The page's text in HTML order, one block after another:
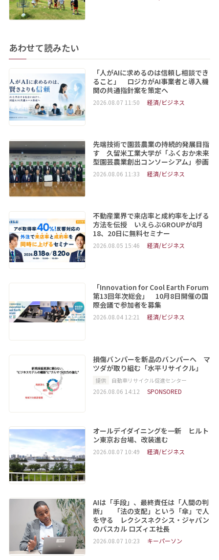
あわせて読みたい
「人がAIに求めるのは信頼し相談でき
ること」 ロジカがAI事業者と導入機
関の共通指針案を策定へ
2026.08.07 11:50 経済/ビジネス
先端技術で園芸農業の持続的発展目指
す 久留米工業大学が「ふくおか未来
型園芸農業創出コンソーシアム」参画
2026.08.06 11:33 経済/ビジネス
不動産業界で来店率と成約率を上げる
方法を伝授 いえらぶGROUPが8月
18、20日に無料セミナー
2026.08.05 15:46 経済/ビジネス
「Innovation for Cool Earth Forum
第13回年次総会」 10月8日開催の国
際会議で参加者を募集
2026.08.04 12:21 経済/ビジネス
損傷バンパーを新品のバンパーへ マ
ツダが取り組む「水平リサイクル」
提供 自動車リサイクル促進センター
2026.08.06 14:12 SPONSORED
オールデイダイニングを一新 ヒルト
ン東京お台場、改装進む
2026.08.07 10:49 経済/ビジネス
AIは「手段」、最終責任は「人間の判
断」 「法の支配」という「傘」で人
を守る レクシスネクシス・ジャパン
のパスカル ロズィエ社長
2026.08.07 10:23 キーパーソン